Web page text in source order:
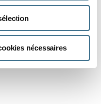
nécessaires